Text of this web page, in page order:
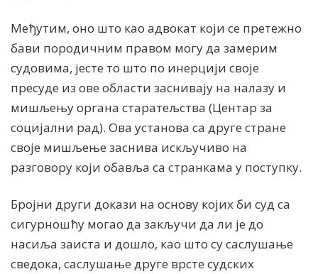
Међутим, оно што као адвокат који се претежно
бави породичним правом могу да замерим
судовима, јесте то што по инерцији своје
пресуде из ове области заснивају на налазу и
мишљењу органа старатељства (Центар за
социјални рад). Ова установа са друге стране
своје мишљење заснива искључиво на
разговору који обавља са странкама у поступку.
Бројни други докази на основу којих би суд са
сигурношћу могао да закључи да ли је до
насиља заиста и дошло, као што су саслушање
сведока, саслушање друге врсте судских